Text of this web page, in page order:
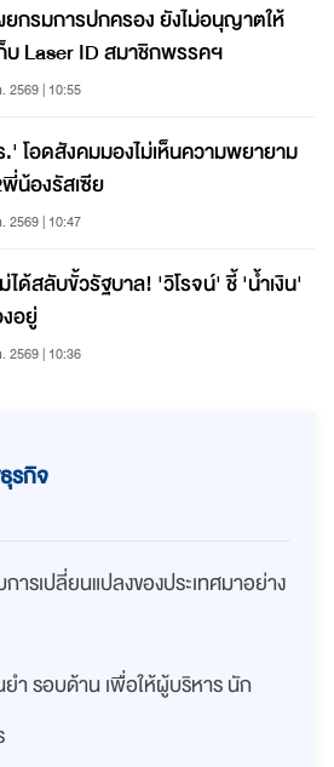
กรมการปกครอง ยังไม่อนุญาตให้
บ Laser ID สมาชิกพรรคฯ
2569 | 10:55
โอดสังคมมองไม่เห็นความพยายาม
น้องรัสเซีย
2569 | 10:47
ม่ได้สลับขั้วรัฐบาล! 'วิโรจน์' ชี้ 'น้ำเงิน'
อยู่
2569 | 10:36
รกิจ
รเปลี่ยนแปลงของประเทศมาอย่าง
ำ รอบด้าน เพื่อให้ผู้บริหาร นัก